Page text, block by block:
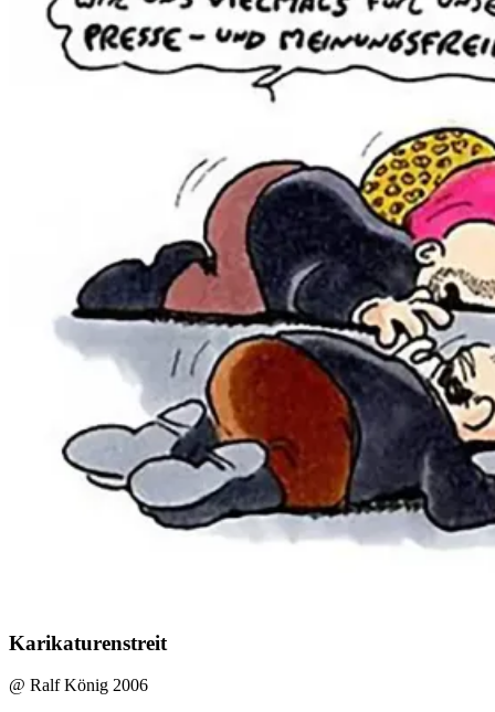
Karikaturenstreit
@ Ralf König 2006